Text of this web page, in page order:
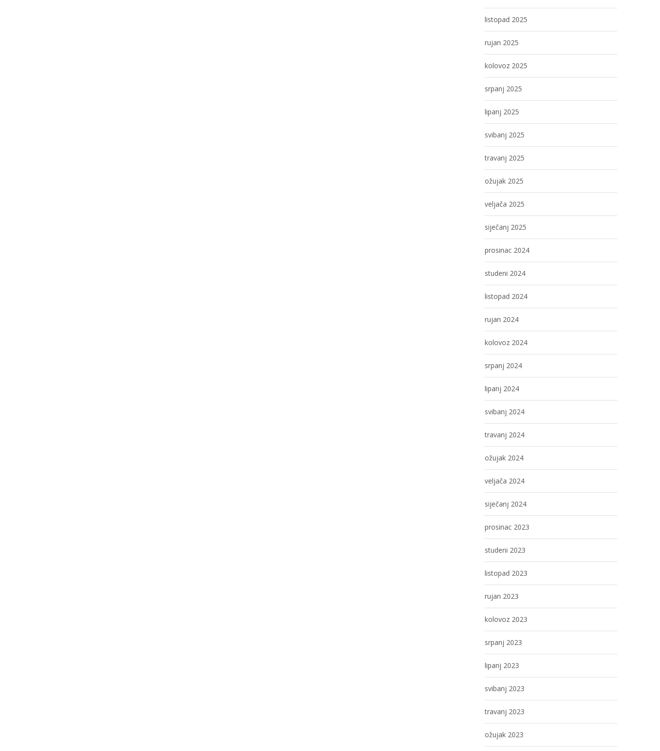
listopad 2025
rujan 2025
kolovoz 2025
srpanj 2025
lipanj 2025
svibanj 2025
travanj 2025
ožujak 2025
veljača 2025
siječanj 2025
prosinac 2024
studeni 2024
listopad 2024
rujan 2024
kolovoz 2024
srpanj 2024
lipanj 2024
svibanj 2024
travanj 2024
ožujak 2024
veljača 2024
siječanj 2024
prosinac 2023
studeni 2023
listopad 2023
rujan 2023
kolovoz 2023
srpanj 2023
lipanj 2023
svibanj 2023
travanj 2023
ožujak 2023